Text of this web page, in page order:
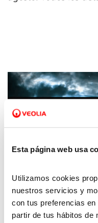
Esta página web usa
Utilizamos cookies
nuestros servicios y
con tus preferencias
partir de tus hábitos de
26 JUL 2022
La Meteo con